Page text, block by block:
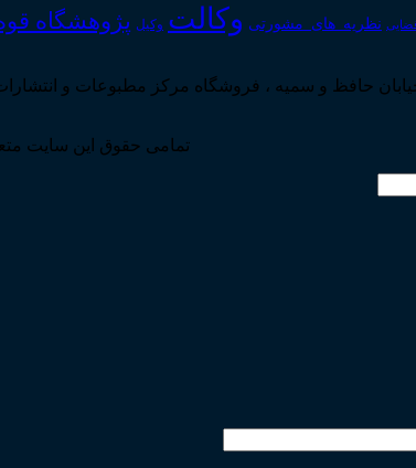
نظریه_های_مشورتی وکالت وکیل پژوهشگاه
حافظ و سمیه ، فروشگاه مرکز مطبوعات و
تمامی حقوق این سایت